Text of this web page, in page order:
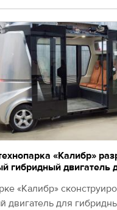
«Калибр»
гибридный двигатель
«Калибр»
двигатель для